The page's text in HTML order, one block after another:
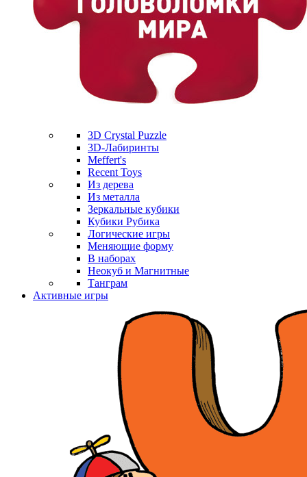
3D Crystal Puzzle
3D-Лабиринты
Meffert's
Recent Toys
Из дерева
Из металла
Зеркальные кубики
Кубики Рубика
Логические игры
Меняющие форму
В наборах
Неокуб и Магнитные
Танграм
Активные игры